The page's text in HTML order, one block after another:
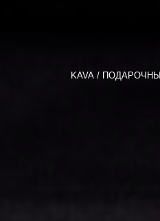
KAVA